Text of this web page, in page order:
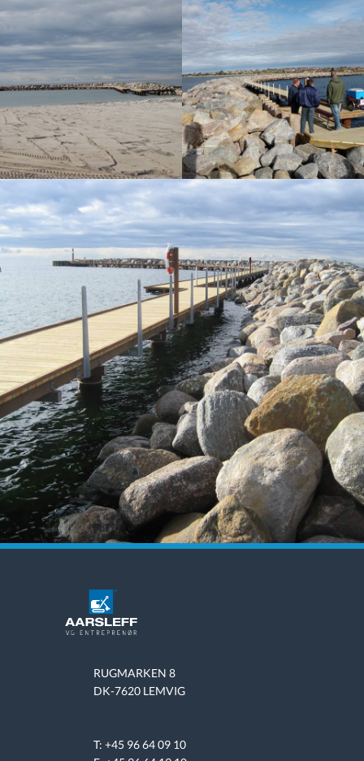
RUGMARKEN 8
DK-7620 LEMVIG
T: +45 96 64 09 10